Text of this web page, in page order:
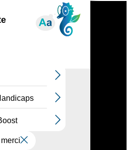
Portes-Lès-Valence
Politique de confidentialité